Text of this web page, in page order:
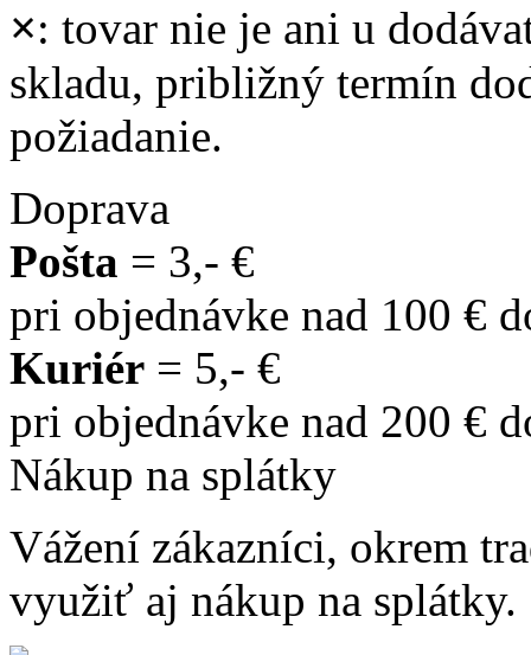
×: tovar nie je ani u
skladu, približný termín
požiadanie.
Doprava
Pošta = 3,- €
pri objednávke nad 100 €
Kuriér = 5,- €
pri objednávke nad 200 €
Nákup na splátky
Vážení zákazníci, okrem
využiť aj nákup na splátky.